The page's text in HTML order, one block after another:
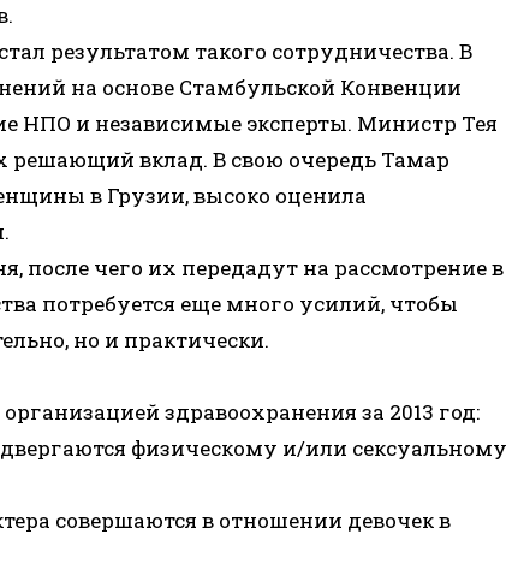
результатом такого сотрудничества. В
на основе Стамбульской Конвенции
НПО и независимые эксперты. Министр Тея
решающий вклад. В свою очередь Тамар
в Грузии, высоко оценила
после чего их передадут на рассмотрение в
потребуется еще много усилий, чтобы
но и практически.
здравоохранения за 2013 год:
физическому и/или сексуальному
совершаются в отношении девочек в